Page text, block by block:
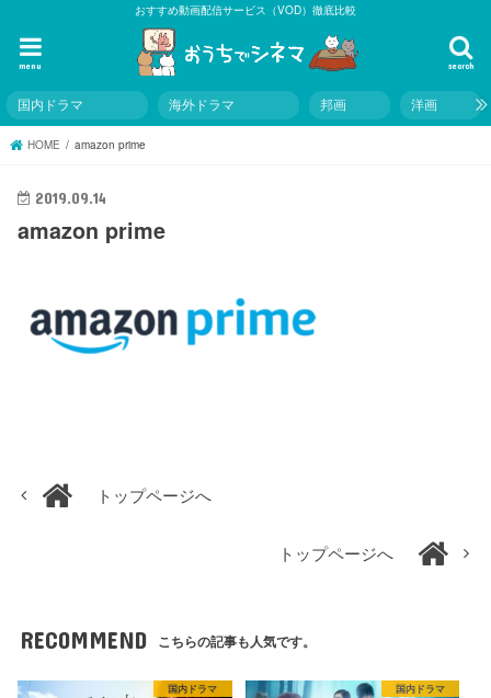
おすすめ動画配信サービス（VOD）徹底比較
search
menu
国内ドラマ 海外ドラマ 邦画 洋画
HOME amazon prime
2019.09.14
amazon prime
トップページへ
トップページへ
RECOMMEND こちらの記事も人気です。
国内ドラマ 国内ドラマ